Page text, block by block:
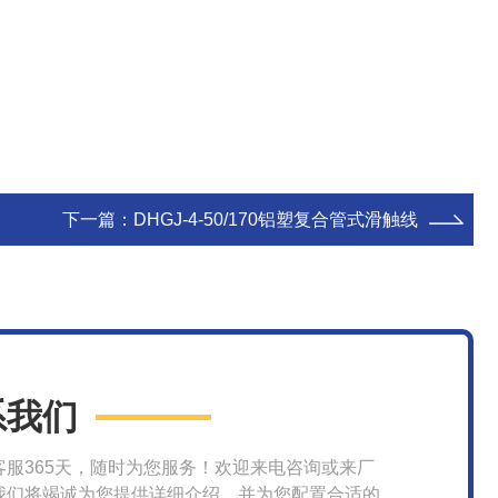
下一篇： DHGJ-4-50/170铝塑复合管式滑触线
们
服365天，随时为您服务！欢迎来电咨询或来厂
们将竭诚为您提供详细介绍，并为您配置合适的